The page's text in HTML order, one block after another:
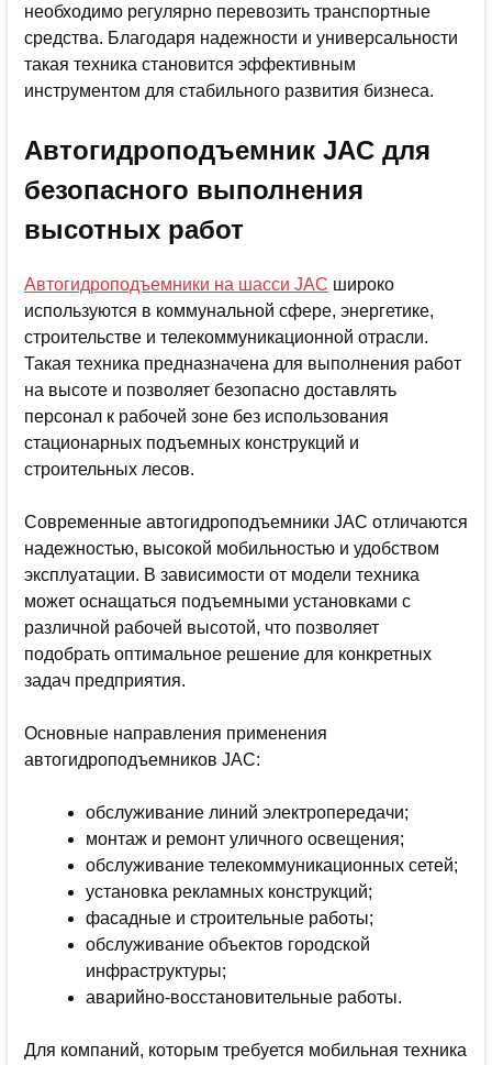
необходимо регулярно перевозить транспортные
средства. Благодаря надежности и универсальности
такая техника становится эффективным
инструментом для стабильного развития бизнеса.
Автогидроподъемник JAC для
безопасного выполнения
высотных работ
Автогидроподъемники на шасси JAC широко
используются в коммунальной сфере, энергетике,
строительстве и телекоммуникационной отрасли.
Такая техника предназначена для выполнения работ
на высоте и позволяет безопасно доставлять
персонал к рабочей зоне без использования
стационарных подъемных конструкций и
строительных лесов.
Современные автогидроподъемники JAC отличаются
надежностью, высокой мобильностью и удобством
эксплуатации. В зависимости от модели техника
может оснащаться подъемными установками с
различной рабочей высотой, что позволяет
подобрать оптимальное решение для конкретных
задач предприятия.
Основные направления применения
автогидроподъемников JAC:
обслуживание линий электропередачи;
монтаж и ремонт уличного освещения;
обслуживание телекоммуникационных сетей;
установка рекламных конструкций;
фасадные и строительные работы;
обслуживание объектов городской
инфраструктуры;
аварийно-восстановительные работы.
Для компаний, которым требуется мобильная техника